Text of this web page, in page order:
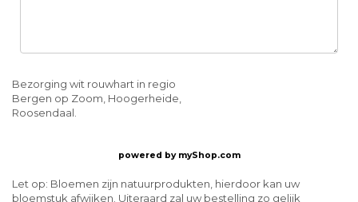
Bezorging wit rouwhart in regio
Bergen op Zoom, Hoogerheide,
Roosendaal.
powered by myShop.com
Let op: Bloemen zijn natuurprodukten, hierdoor kan uw
bloemstuk afwijken. Uiteraard zal uw bestelling zo gelijk